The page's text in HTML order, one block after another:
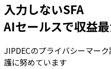
入力しないSFA
AIセールスで収益
JIPDECのプライバシーマー
護に努めています